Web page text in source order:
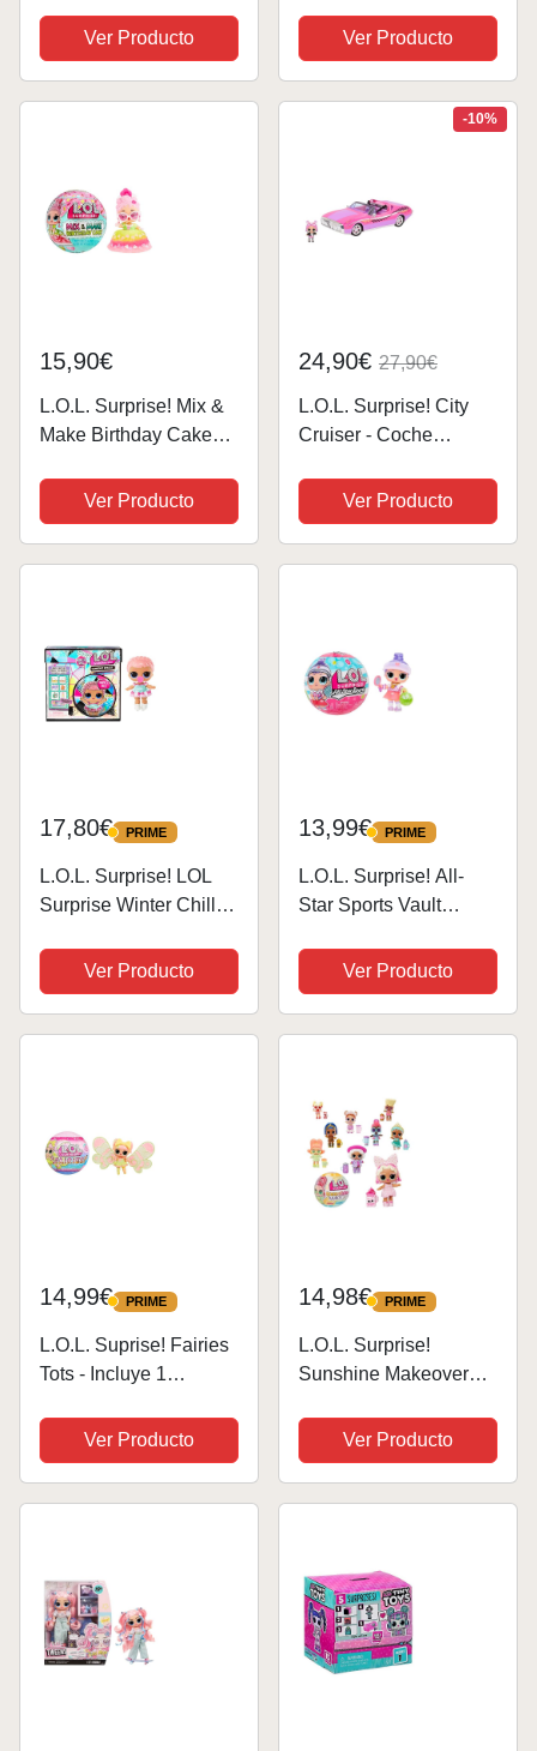
Muñecas
Coleccionables con
Pelo de Globo de Agua
Ver Producto
Sorpresas con Cabello
Real, Accesorios y
Letras de Canciones
Ver Producto
15,90€
L.O.L. Surprise! Mix &
Make Birthday Cake
Coleccionable, Vestido
de Tarta DIY,
Decoración de Tartas,
Ver Producto
-10%
24,90€ 27,90€
L.O.L. Surprise! City
Cruiser - Coche
morado con fabulosas
características y una
exclusiva muñeca
Ver Producto
17,80€ PRIME
PRIME
L.O.L. Surprise! LOL
Surprise Winter Chill
SK8TER - con más de
10 sorpresas Que
Incluyen muñeca,
Ver Producto
13,99€ PRIME
PRIME
L.O.L. Surprise! All-
Star Sports Vault
Incluye 1 muñeca,
Embalaje Ciego, 12
muñecas para
unboxing, Regalo...
Ver Producto
14,99€ PRIME
PRIME
L.O.L. Suprise! Fairies
Tots - Incluye 1
Ciego, 8 muñecas para
coleccionar, alas de
Hada Personalizables
Ver Producto
14,98€ PRIME
PRIME
L.O.L. Surprise!
Sunshine Makeover
Cambio de Color y
Accesorios - 1 Muñeca
Coleccionable - para
Ver Producto